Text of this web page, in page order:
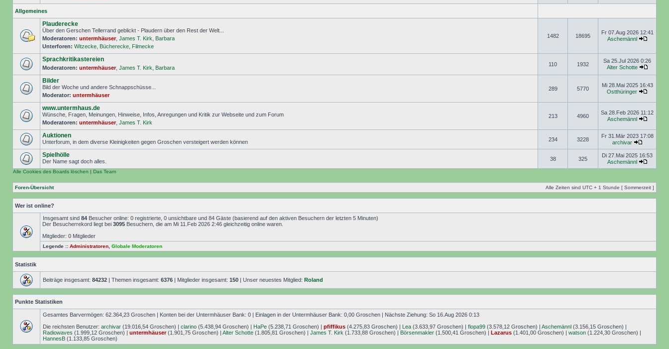
Allgemeines
Plauderecke
Über den Gerschen Tellerrand geblickt - Plaudern über den Rest der Welt...
Moderatoren: untermhäuser, James T. Kirk
Barbara
Unterforen: Witzecke Bücherecke Filmecke
1482 18695
Fr 07.Aug 2026 12:41
Aschemännl
Sprachkritikastereien
Moderatoren: untermhäuser, James T. Kirk Barbara
110 1932
Sa 25.Jul 2026 0:26
Alter Schotte
Bilder
Bild der Woche und andere Schnappschüsse...
Moderator: untermhäuser
289 5770
Mi 28.Mai 2025 16:43
Ostthüringer
www.untermhaus.de
Wünsche, Fragen, Meinungen, Hinweise, Infos, Anregungen und Kritik zur Webseite und zum Forum
Moderatoren: untermhäuser, James T. Kirk
213 4960
Sa 28.Feb 2026 11:12
Aschemännl
Auktionen
Unterforum, in dem diverse Kleinigkeiten gegen Groschen versteigert werden können 234 3228
Fr 31.Mär 2023 17:08
archivar
Spielhölle
Der Name sagt doch alles. 38 325
Di 27.Mai 2025 16:53
Aschemännl
Alle Cookies des Boards löschen | Das Team
Foren-Übersicht Alle Zeiten sind UTC + 1 Stunde [ Sommerzeit ]
Wer ist online?
Insgesamt sind 84 Besucher online: 0 registrierte, 0 unsichtbare und 84 Gäste (basierend auf den aktiven Besuchern der letzten 5 Minuten)
Der Besucherrekord liegt bei 3095 Besuchern, die am Mi 11.Feb 2026 2:46 gleichzeitig online waren.
Mitglieder: 0 Mitglieder
Legende :: Administratoren Globale Moderatoren
Statistik
Beiträge insgesamt: 84232 | Themen insgesamt: 6376 | Mitglieder insgesamt: 150 | Unser neuestes Mitglied: Roland
Punkte Statistiken
Gesamtes Barvermögen: 62.364,23 Groschen | Konten bei der Untermhäuser Bank: 0 | Einlagen in der Untermhäuser Bank: 0,00 Groschen | Nächste Ziehung: So 16.Aug 2026 0:13
Die reichsten Benutzer: archivar (19.016,54 Groschen) | clarino (5.438,94 Groschen) | HaPe (5.238,71 Groschen) | pfiffikus (4.275,83 Groschen) | Lea (3.633,97 Groschen) | flopa99 (3.578,12 Groschen) | Aschemännl (3.156,15 Groschen) |
Radiowaves (1.999,12 Groschen) | untermhäuser(1.901,75 Groschen) | Alter Schotte (1.805,81 Groschen) | James T. Kirk (1.733,88 Groschen) | Börsenmakler (1.500,41 Groschen) | Lazarus (1.401,00 Groschen) | watson (1.224,30 Groschen) |
HannesB (1.133,85 Groschen)